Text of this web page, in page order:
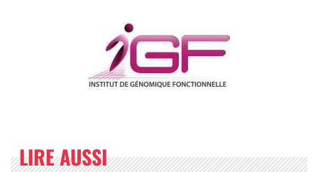
LIRE AUSSI